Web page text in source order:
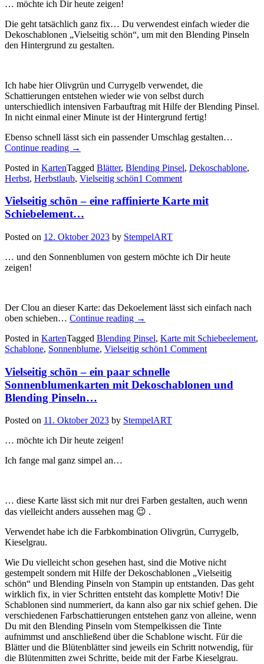
… möchte ich Dir heute zeigen!
Die geht tatsächlich ganz fix… Du verwendest einfach wieder die
Dekoschablonen „Vielseitig schön“, um mit den Blending Pinseln
den Hintergrund zu gestalten.
Ich habe hier Olivgrün und Currygelb verwendet, die
Schattierungen entstehen wieder wie von selbst durch
unterschiedlich intensiven Farbauftrag mit Hilfe der Blending Pinsel.
In nicht einmal einer Minute ist der Hintergrund fertig!
Ebenso schnell lässt sich ein passender Umschlag gestalten…
Continue reading „Vielseitig
–
eine
Karte
mit
bunten
Blättern…“
→
Posted in KartenTagged Blätter, Blending Pinsel, Dekoschablone,
Herbst, Herbstlaub, Vielseitig schön1 Comment
Vielseitig schön – eine raffinierte Karte mit
Schiebelement…
Posted on 12. Oktober 2023 by StempelART
… und den Sonnenblumen von gestern möchte ich Dir heute
zeigen!
Der Clou an dieser Karte: das Dekoelement lässt sich einfach nach
oben schieben… Continue reading „Vielseitig
–
eine
Karte
mit
Schiebelement…“
→
Posted in KartenTagged Blending Pinsel, Karte mit Schiebeelement,
Schablone, Sonnenblume, Vielseitig schön1 Comment
Vielseitig schön – ein paar schnelle
Sonnenblumenkarten mit Dekoschablonen und
Blending Pinseln…
Posted on 11. Oktober 2023 by StempelART
… möchte ich Dir heute zeigen!
Ich fange mal ganz simpel an…
… diese Karte lässt sich mit nur drei Farben gestalten, auch wenn
das vielleicht anders aussehen mag 😉 .
Verwendet habe ich die Farbkombination Olivgrün, Currygelb,
Kieselgrau.
Wie Du vielleicht schon gesehen hast, sind die Motive nicht
gestempelt sondern mit Hilfe der Dekoschablonen „Vielseitig
schön“ und Blending Pinseln von Stampin up entstanden. Das geht
wirklich fix, in vier Schritten entsteht das komplette Motiv! Die
Schablonen sind nummeriert, da kann also gar nix schief gehen. Die
verschiedenen Farbschattierungen entstehen ganz von alleine, wenn
Du mit den Blending Pinseln vom Stempelkissen die Tinte
aufnimmst und anschließend über die Schablone wischt. Für die
Blätter und die Blütenblätter sind jeweils ein Schritt notwendig, für
die Blütenmitten zwei Schritte, beide mit der Farbe Kieselgrau.